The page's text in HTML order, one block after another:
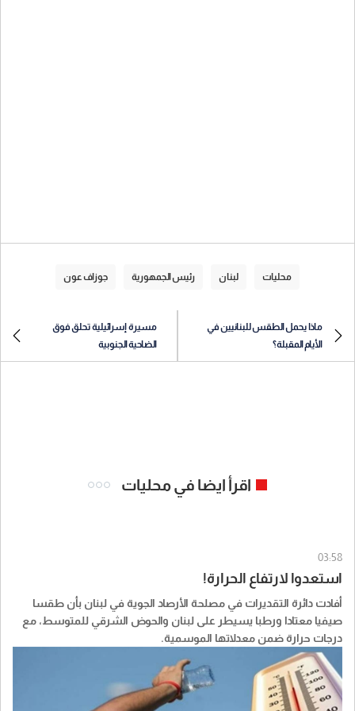
محليات لبنان رئيس الجمهورية جوزاف عون
ماذا يحمل الطقس للبنانيين في
الأيام المقبلة؟
مسيرة إسرائيلية تحلق فوق
الضاحية الجنوبية
اقرأ ايضا في محليات
03:58
استعدوا لارتفاع الحرارة!
أفادت دائرة التقديرات في مصلحة الأرصاد الجوية في ​لبنان​ بأن طقسا
صيفيا معتادا ورطبا يسيطر على لبنان والحوض الشرقي للمتوسط، مع
درجات حرارة ضمن معدلاتها الموسمية.
وأشارت في نشرتها الصباحية إلى أن هذا الطقس يستمر حتى يوم
الاثنين، حيث تعود درجات الحرارة إلى الارتفاع، لا سيما في المناطق
الداخلية، فتتخطى معدلاتها الموسمية ويتحول الطقس إلى حار نسبيا.